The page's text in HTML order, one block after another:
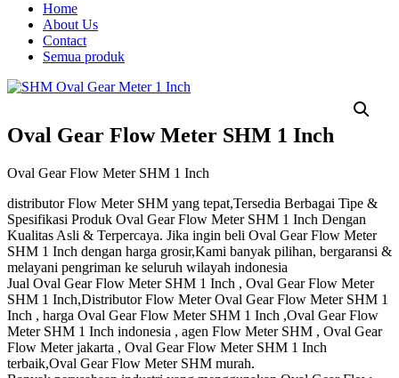
Home
About Us
Contact
Semua produk
Oval Gear Flow Meter SHM 1 Inch
Oval Gear Flow Meter SHM 1 Inch
distributor Flow Meter SHM yang tepat,Tersedia Berbagai Tipe &
Spesifikasi Produk Oval Gear Flow Meter SHM 1 Inch Dengan
Kualitas Asli & Terpercaya. Jika ingin beli Oval Gear Flow Meter
SHM 1 Inch dengan harga grosir,Kami banyak pilihan, bergaransi &
melayani pengriman ke seluruh wilayah indonesia
Jual Oval Gear Flow Meter SHM 1 Inch , Oval Gear Flow Meter
SHM 1 Inch,Distributor Flow Meter Oval Gear Flow Meter SHM 1
Inch , harga Oval Gear Flow Meter SHM 1 Inch ,Oval Gear Flow
Meter SHM 1 Inch indonesia , agen Flow Meter SHM , Oval Gear
Flow Meter jakarta , Oval Gear Flow Meter SHM 1 Inch
terbaik,Oval Gear Flow Meter SHM murah.